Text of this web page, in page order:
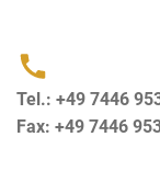
Tel.: +49 7446
Fax: +49 7446